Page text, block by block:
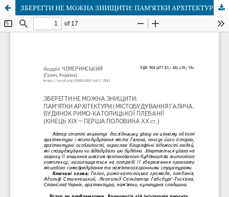
ЗБЕРЕГТИ НЕ МОЖНА ЗНИЩИТИ: ПАМ’ЯТКИ АРХІТЕКТУРИ І МІСТОБУДУВАННЯ ГАЛИЧА. БУДИНОК РИМО-КАТОЛИЦЬКОЇ ПЛЕБАНІЇ (КІНЕЦЬ XIX – ПЕРША ПОЛОВИНА ХХ ст.)